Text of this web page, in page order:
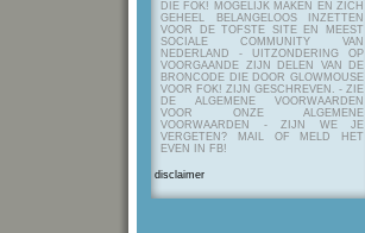
DIE FOK! MOGELIJK MAKEN EN ZICH
GEHEEL BELANGELOOS INZETTEN
VOOR DE TOFSTE SITE EN MEEST
SOCIALE COMMUNITY VAN
NEDERLAND - UITZONDERING OP
VOORGAANDE ZIJN DELEN VAN DE
BRONCODE DIE DOOR GLOWMOUSE
VOOR FOK! ZIJN GESCHREVEN. - ZIE
DE ALGEMENE VOORWAARDEN
VOOR ONZE ALGEMENE
VOORWAARDEN - ZIJN WE JE
VERGETEN? MAIL OF MELD HET
EVEN IN FB!
disclaimer